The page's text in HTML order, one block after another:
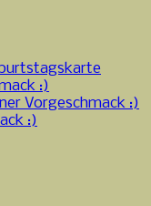
:)
Vorgeschmack :)
:)